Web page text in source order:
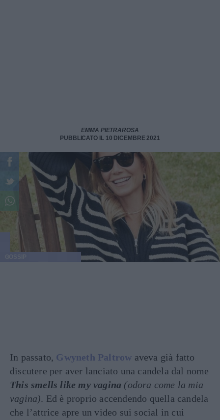
EMMA PIETRAROSA
PUBBLICATO IL 10 DICEMBRE 2021
In passato, Gwyneth Paltrow aveva già fatto
discutere per aver lanciato una candela dal nome
This smells like my vagina (odora come la mia
vagina). Ed è proprio accendendo quella candela
che l’attrice apre un video sui social in cui